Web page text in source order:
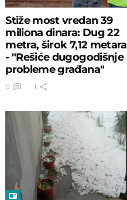
Stiže most vredan 39
miliona dinara: Dug 22
metra, širok 7,12 metara
- "Rešiće dugogodišnje
probleme građana"
0 1